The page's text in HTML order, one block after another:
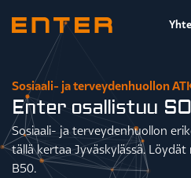
Sosiaali- ja terveydenhuollon
Enter osallistuu
Sosiaali- ja terveydenhuollon
tällä kertaa Jyväskylässä.
B50.